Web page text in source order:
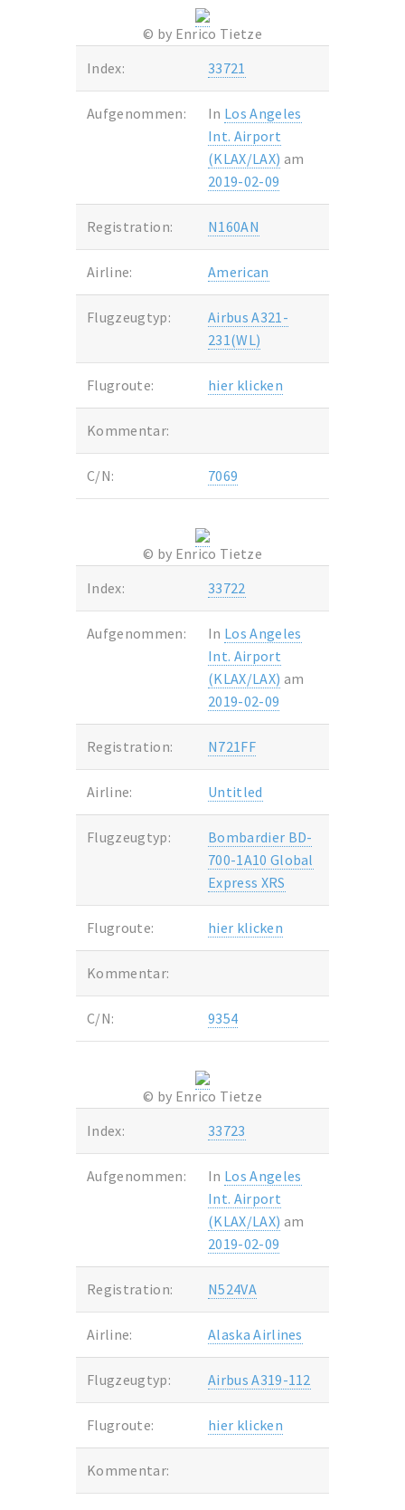
© by Enrico Tietze
Index:
33721
Aufgenommen: In Los Angeles
Int. Airport
(KLAX/LAX) am
2019-02-09
Registration: N160AN
Airline: American
Flugzeugtyp:
Airbus A321-
231(WL)
Flugroute: hier klicken
Kommentar:
C/N: 7069
© by Enrico Tietze
Index:
33722
Aufgenommen: In Los Angeles
Int. Airport
(KLAX/LAX) am
2019-02-09
Registration: N721FF
Airline: Untitled
Flugzeugtyp:
Bombardier BD-
700-1A10 Global
Express XRS
Flugroute: hier klicken
Kommentar:
C/N: 9354
© by Enrico Tietze
Index:
33723
Aufgenommen: In Los Angeles
Int. Airport
(KLAX/LAX) am
2019-02-09
Registration: N524VA
Airline: Alaska Airlines
Flugzeugtyp: Airbus A319-112
Flugroute: hier klicken
Kommentar: